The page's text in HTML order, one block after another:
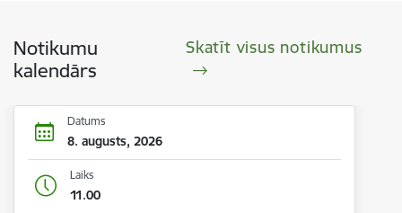
Notikumu
kalendārs
Skatīt visus notikumus
Datums
8. augusts, 2026
Laiks
11.00